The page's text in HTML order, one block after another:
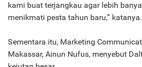
kami buat terjangkau agar lebih
menikmati pesta tahun baru,” katanya.
Sementara itu, Marketing
Makassar, Ainun Nufus, menyebut